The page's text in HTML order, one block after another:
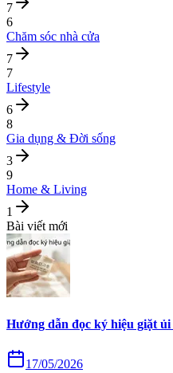
7
6
Chăm sóc nhà cửa
7
7
Lifestyle
6
8
Gia dụng & Đời sống
3
9
Home & Living
1
Bài viết mới
Hướng dẫn đọc ký hiệu giặt
17/05/2026